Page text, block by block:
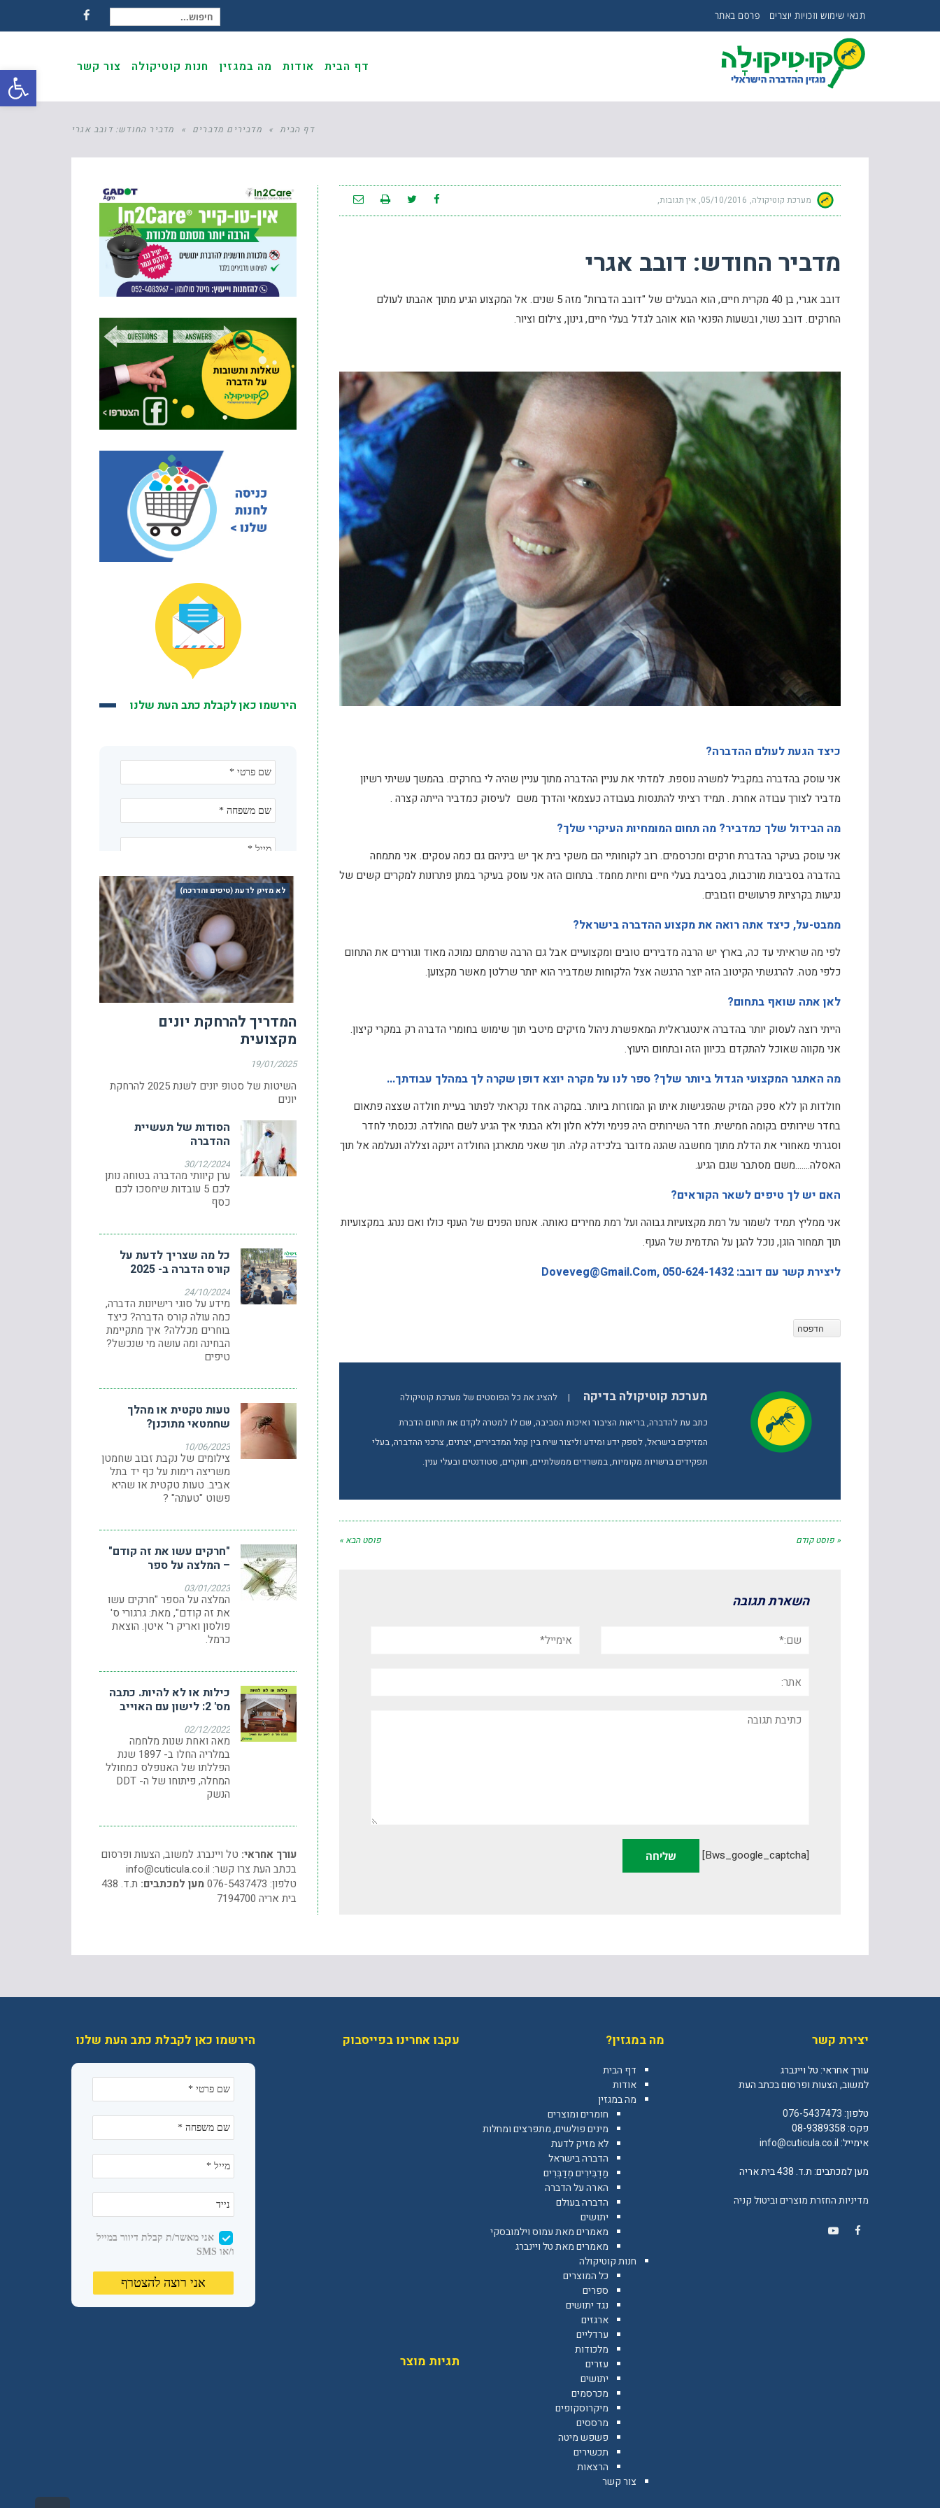
תנאי שימוש וזכויות יוצרים פרסם באתר
חיפוש עבור:
Facebook
דף הבית אודות מה במגזין חנות קוטיקולה צור קשר
דף הבית » מדבירים מדברים » מדביר החודש: דובב אגרי
מערכת קוטיקולה 05/10/2016 אין תגובות
מדביר החודש: דובב אגרי
דובב אגרי, בן 40 מקרית חיים, הוא הבעלים של "דובב הדברות" מזה 5 שנים. אל המקצוע הגיע מתוך אהבתו לעולם
החרקים. דובב נשוי, ובשעות הפנאי הוא אוהב לגדל בעלי חיים, גינון, צילום וציור.
כיצד הגעת לעולם ההדברה?
אני עוסק בהדברה במקביל למשרה נוספת. למדתי את עניין ההדברה מתוך עניין שהיה לי בחרקים. בהמשך עשיתי רשיון
מדביר לצורך עבודה אחרת . תמיד רציתי להתנסות בעבודה כעצמאי והדרך משם לעיסוק כמדביר הייתה קצרה .
מה הבידול שלך כמדביר? מה תחום המומחיות העיקרי שלך?
אני עוסק בעיקר בהדברת חרקים ומכרסמים. רוב לקוחותיי הם משקי בית אך יש ביניהם גם כמה עסקים. אני מתמחה
בהדברה בסביבות מורכבות, בסביבת בעלי חיים וחיות מחמד. בתחום הזה אני עוסק בעיקר במתן פתרונות למקרים קשים של
נגיעות בקרציות פרעושים וזבובים.
ממבט-על, כיצד אתה רואה את מקצוע ההדברה בישראל?
לפי מה שראיתי עד כה, בארץ יש הרבה מדבירים טובים ומקצועיים אבל גם הרבה שרמתם נמוכה מאוד וגוררים את התחום
כלפי מטה. להרגשתי הקיטוב הזה יוצר הרגשה אצל הלקוחות שמדביר הוא יותר שרלטן מאשר מקצוען.
לאן אתה שואף בתחום?
הייתי רוצה לעסוק יותר בהדברה אינטגראלית המאפשרת ניהול מזיקים מיטבי תוך שימוש בחומרי הדברה רק במקרי קיצון.
אני מקווה שאוכל להתקדם בכיוון הזה ובתחום היעוץ.
מה האתגר המקצועי הגדול ביותר שלך? ספר לנו על מקרה יוצא דופן שקרה לך במהלך עבודתך...
חולדות הן ללא ספק המזיק שהפגישות איתו הן המוזרות ביותר. במקרה אחד נקראתי לפתור בעיית חולדה שצצה פתאום
בחדר שירותים בקומה חמישית. חדר השירותים היה פנימי וללא חלון ולא הבנתי איך הגיע לשם החולדה. נכנסתי לחדר
וסגרתי מאחורי את הדלת מתוך מחשבה שהנה מדובר בלכידה קלה. תוך שאני מתארגן החולדה זינקה וצללה ונעלמה אל תוך
האסלה…….משם מסתבר שגם הגיע.
האם יש לך טיפים לשאר הקוראים?
אני ממליץ תמיד לשמור על רמת מקצועיות גבוהה ועל רמת מחירים נאותה. אנחנו הפנים של הענף כולו ואם ננהג במקצועיות
תוך תמחור הוגן, נוכל להגן על התדמית של הענף.
ליצירת קשר עם דובב: Doveveg@ Gmail.com, 050-624-1432
הדפסה
מערכת קוטיקולה בדיקה |
להציג את כל הפוסטים של מערכת קוטיקולה
כתב עת להדברה, בריאות הציבור ואיכות הסביבה, שם לו למטרה לקדם את תחום הדברת
המזיקים בישראל, לספק ידע ומידע וליצור שיח בין קהל המדבירים, יצרנים, צרכני ההדברה, בעלי
תפקידים ברשויות מקומיות, במשרדים ממשלתיים, חוקרים, סטודנטים ובעלי ענין.
« פוסט קודם פוסט הבא »
השארת תגובה
תגובה
[bws_google_captcha]
הירשמו כאן לקבלת כתב העת שלנו
לא מזיק לדעת (טיפים והדרכה)
המדריך להרחקת יונים
מקצועית
19/01/2025
השיטות של סטופ יונים לשנת 2025 להרחקת
יונים
הסודות של תעשיית
ההדברה
30/12/2024
ערן קיוותי מהדברה בטוחה נותן
לכם 5 עובדות שיחסכו לכם
כסף
כל מה שצריך לדעת על
קורס הדברה ב- 2025
24/10/2024
מידע על סוגי רישיונות הדברה,
כמה עולה קורס הדברה? כיצד
בוחרים מכללה? איך מתקיימת
הבחינה ומה עושה מי שנכשל?
טיפים
טעות טקטית או מהלך
שחמטאי מתוכנן?
10/06/2023
צילומים של נקבת זבוב שחמטן
משריצה רימות על כף יד בתל
אביב. טעות טקטית או שהיא
פשוט "טעתה" ?
"חרקים עשו את זה קודם"
– המלצה על ספר
03/01/2023
המלצה על הספר "חרקים עשו
את זה קודם", מאת: גרגורי ס'
פולסון ואריק ר' איטן. הוצאת
כרמל.
כילות או לא להיות. כתבה
מס' 2: לישון עם האוייב
02/12/2022
מאה ואחת שנות מלחמה
במלריה החלו ב- 1897 שנת
הפללתו של האנופלס כמחולל
המחלה, פיתוחו של ה- DDT
הנשק
עורך אחראי: טל ויינברג למשוב, הצעות ופרסום
בכתב העת צרו קשר: info@cuticula.co.il
טלפון: 076-5437473
מען למכתבים:
ת.ד. 438
בית אריה 7194700
יצירת קשר
עורך אחראי: טל ויינברג
למשוב, הצעות ופרסום בכתב העת
טלפון:076-5437473
פקס: 08-9389358
אימייל:info@cuticula.co.il
מען למכתבים: ת.ד. 438 בית אריה
מדיניות החזרת מוצרים וביטול קניה
מה במגזין?
דף הבית
אודות
מה במגזין
חומרים ומוצרים
מינים פולשים, מתפרצים ומחלות
לא מזיק לדעת
הדברה בישראל
מַדְבִּירִים מְדַבְּרִים
הארה על הדברה
הדברה בעולם
יתושים
מאמרים מאת עמוס וילמובסקי
מאמרים מאת טל ויינברג
חנות קוטיקולה
כל המוצרים
ספרים
נגד יתושים
ארגזים
ערדליים
מלכודות
עזרים
יתושים
מכרסמים
מיקרוסקופים
מרססים
פשפש מיטה
תכשירים
הרצאות
צור קשר
עקבו אחרינו בפייסבוק הירשמו כאן לקבלת כתב העת שלנו
תגיות מוצר